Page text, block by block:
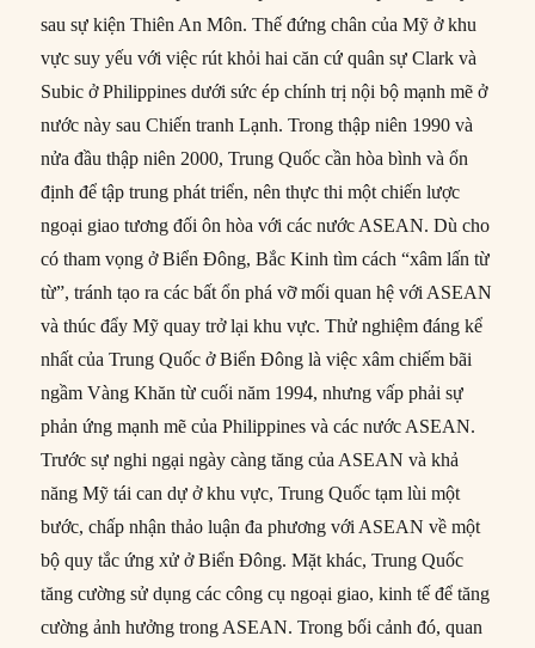
sau sự kiện Thiên An Môn. Thế đứng chân của Mỹ ở khu
vực suy yếu với việc rút khỏi hai căn cứ quân sự Clark và
Subic ở Philippines dưới sức ép chính trị nội bộ mạnh mẽ ở
nước này sau Chiến tranh Lạnh. Trong thập niên 1990 và
nửa đầu thập niên 2000, Trung Quốc cần hòa bình và ổn
định để tập trung phát triển, nên thực thi một chiến lược
ngoại giao tương đối ôn hòa với các nước ASEAN. Dù cho
có tham vọng ở Biển Đông, Bắc Kinh tìm cách “xâm lấn từ
từ”, tránh tạo ra các bất ổn phá vỡ mối quan hệ với ASEAN
và thúc đẩy Mỹ quay trở lại khu vực. Thử nghiệm đáng kể
nhất của Trung Quốc ở Biển Đông là việc xâm chiếm bãi
ngầm Vàng Khăn từ cuối năm 1994, nhưng vấp phải sự
phản ứng mạnh mẽ của Philippines và các nước ASEAN.
Trước sự nghi ngại ngày càng tăng của ASEAN và khả
năng Mỹ tái can dự ở khu vực, Trung Quốc tạm lùi một
bước, chấp nhận thảo luận đa phương với ASEAN về một
bộ quy tắc ứng xử ở Biển Đông. Mặt khác, Trung Quốc
tăng cường sử dụng các công cụ ngoại giao, kinh tế để tăng
cường ảnh hưởng trong ASEAN. Trong bối cảnh đó, quan